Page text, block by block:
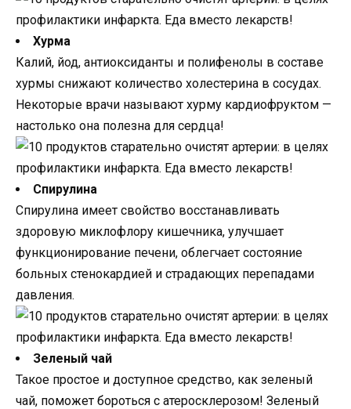
Хурма
Калий, йод, антиоксиданты и полифенолы в составе
хурмы снижают количество холестерина в сосудах.
Некоторые врачи называют хурму кардиофруктом —
настолько она полезна для сердца!
Спирулина
Спирулина имеет свойство восстанавливать
здоровую миклофлору кишечника, улучшает
функционирование печени, облегчает состояние
больных стенокардией и страдающих перепадами
давления.
Зеленый чай
Такое простое и доступное средство, как зеленый
чай, поможет бороться с атеросклерозом! Зеленый